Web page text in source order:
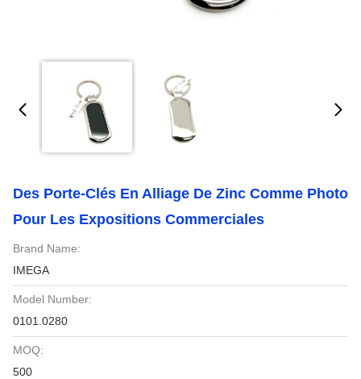
Des Porte-Clés En Alliage De Zinc Comme Photo
Pour Les Expositions Commerciales
Brand Name:
IMEGA
Model Number:
0101.0280
MOQ:
500